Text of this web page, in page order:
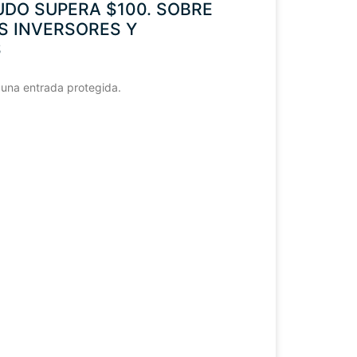
SUPERA $100. SOBRE
INVERSORES Y
entrada protegida.